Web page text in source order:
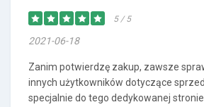
5 / 5
2021-06-18
Zanim potwierdzę zakup, zawsze
innych użytkowników dotyczące
specjalnie do tego dedykowanej